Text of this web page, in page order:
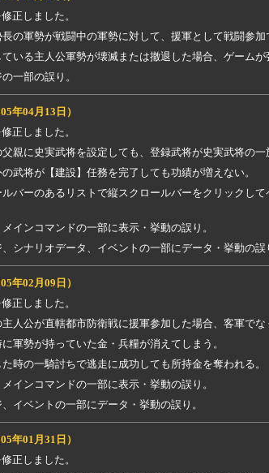
正しました。
の軍勢が戦闘中の軍勢に対して、援軍として戦闘参加
いる主人公軍勢が壊滅または撤退した場合、ゲームが
一部の誤り。
年04月13日）
正しました。
親に史実武将を設定しても、登録武将が史実武将の一
武将が【建設】任務を完了しても功績が増えない。
バーのあるリストで縦スクロールバーをクリックし
インコマンドの一部に表示・挙動の誤り。
シナリオデータ、イベントの一部にデータ・挙動の誤
年02月09日）
正しました。
人公が直轄都市防衛戦に援軍参加した場合、客軍でな
軍勢が持っていた金・兵糧が消えてしまう。
時の一騎討ちで逃走に成功しても所持金を奪われる。
インコマンドの一部に表示・挙動の誤り。
イベントの一部にデータ・挙動の誤り。
年01月31日）
正しました。